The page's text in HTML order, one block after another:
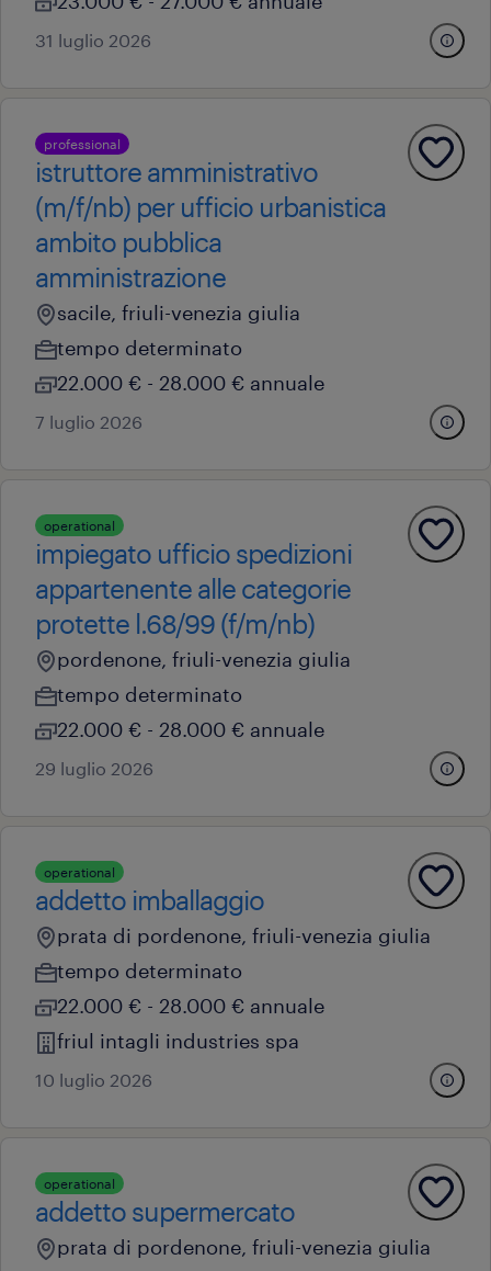
31 luglio 2026
professional
istruttore amministrativo
(m/f/nb) per ufficio urbanistica
ambito pubblica
amministrazione
sacile, friuli-venezia giulia
tempo determinato
22.000 € - 28.000 € annuale
7 luglio 2026
operational
impiegato ufficio spedizioni
appartenente alle categorie
protette l.68/99 (f/m/nb)
pordenone, friuli-venezia giulia
tempo determinato
22.000 € - 28.000 € annuale
29 luglio 2026
operational
addetto imballaggio
prata di pordenone, friuli-venezia giulia
tempo determinato
22.000 € - 28.000 € annuale
friul intagli industries spa
10 luglio 2026
operational
addetto supermercato
prata di pordenone, friuli-venezia giulia